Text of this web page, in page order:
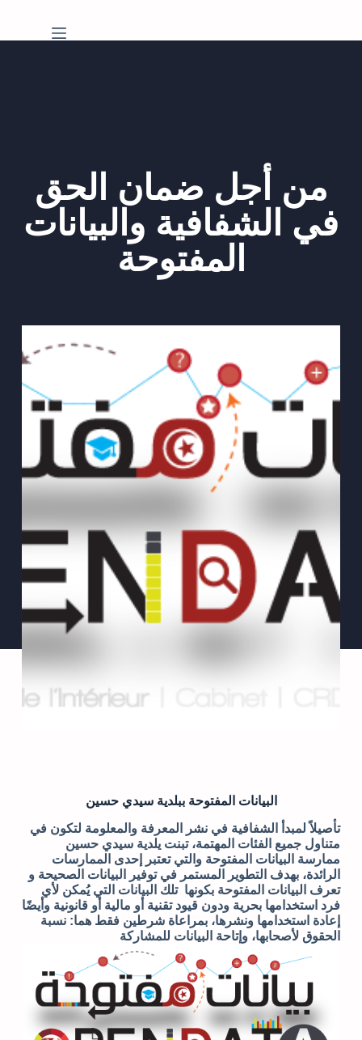
من أجل ضمان الحق
في الشفافية والبيانات
المفتوحة
البيانات المفتوحة ببلدية سيدي حسين
تأصيلاً لمبدأ الشفافية في نشر المعرفة والمعلومة لتكون في
متناول جميع الفئات المهتمة، تبنت يلدية سيدي حسين
ممارسة البيانات المفتوحة والتي تعتبر إحدى الممارسات
الرائدة، بهدف التطوير المستمر في توفير البيانات الصحيحة و
تعرف البيانات المفتوحة بكونها تلك البيانات التي يُمكن لأي
فرد استخدامها بحرية ودون قيود تقنية أو مالية أو قانونية وأيضًا
إعادة استخدامها ونشرها، بمراعاة شرطين فقط هما: نسبة
الحقوق لأصحابها، وإتاحة البيانات للمشاركة